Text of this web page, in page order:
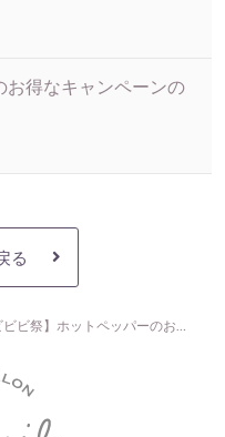
お得なキャンペーンの
る
【ビビビ祭】ホットペッパーのお得なキャンペーンのご案内